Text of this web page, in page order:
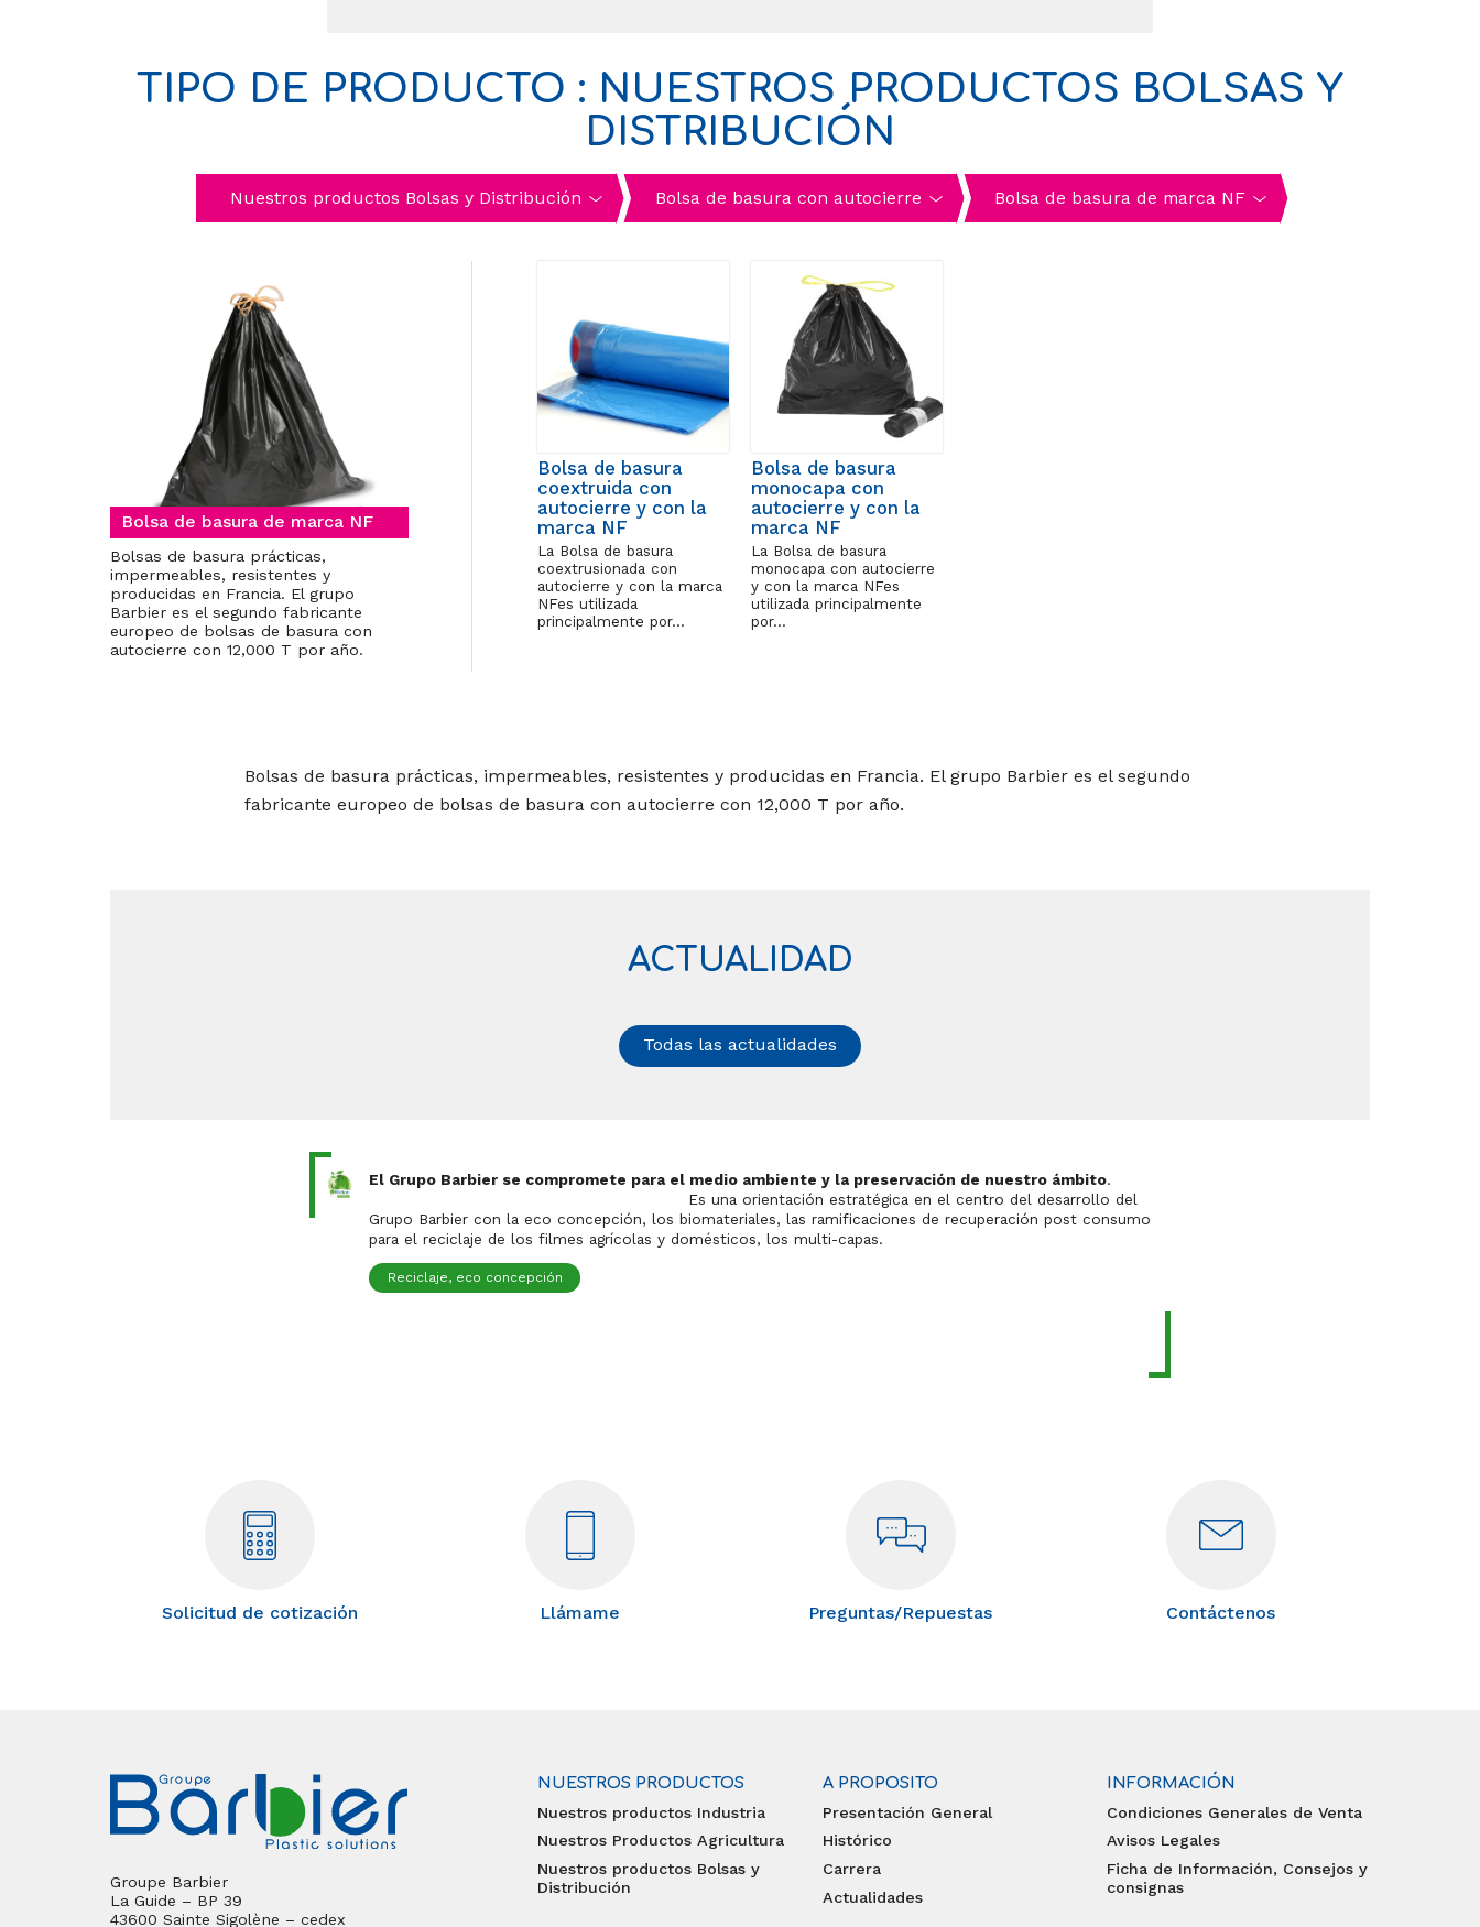
TIPO DE PRODUCTO : NUESTROS PRODUCTOS BOLSAS Y
DISTRIBUCIÓN
Nuestros productos Bolsas y Distribución Bolsa de basura con autocierre Bolsa de basura de marca NF
Bolsa de basura de marca NF
Bolsas de basura prácticas,
impermeables, resistentes y
producidas en Francia. El grupo
Barbier es el segundo fabricante
europeo de bolsas de basura con
autocierre con 12,000 T por año.
Bolsa de basura
coextruida con
autocierre y con la
marca NF
La Bolsa de basura
coextrusionada con
autocierre y con la marca
NFes utilizada
principalmente por…
Bolsa de basura
monocapa con
autocierre y con la
marca NF
La Bolsa de basura
monocapa con autocierre
y con la marca NFes
utilizada principalmente
por…
Bolsas de basura prácticas, impermeables, resistentes y producidas en Francia. El grupo Barbier es el segundo
fabricante europeo de bolsas de basura con autocierre con 12,000 T por año.
ACTUALIDAD
Todas las actualidades
El Grupo Barbier se compromete para el medio ambiente y la preservación de nuestro ámbito.
Es una orientación estratégica en el centro del desarrollo del
Grupo Barbier con la eco concepción, los biomateriales, las ramificaciones de recuperación post consumo
para el reciclaje de los filmes agrícolas y domésticos, los multi-capas.
Reciclaje, eco concepción
Solicitud de cotización Llámame Preguntas/Repuestas Contáctenos
Groupe Barbier
La Guide – BP 39
43600 Sainte Sigolène – cedex
NUESTROS PRODUCTOS
Nuestros productos Industria
Nuestros Productos Agricultura
Nuestros productos Bolsas y
Distribución
A PROPOSITO
Presentación General
Histórico
Carrera
Actualidades
INFORMACIÓN
Condiciones Generales de Venta
Avisos Legales
Ficha de Información, Consejos y
consignas